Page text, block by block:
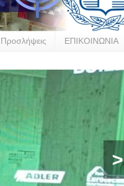
Προσλήψεις ΕΠΙΚΟΙΝΩΝΙΑ
>